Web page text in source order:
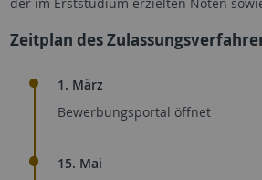
Zeitplan des
1. März
Bewerbungsportal öffnet
15. Mai